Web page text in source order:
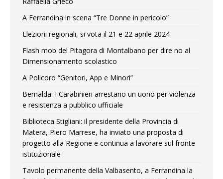
A Ferrandina in scena “Tre Donne in pericolo”
Elezioni regionali, si vota il 21 e 22 aprile 2024
Flash mob del Pitagora di Montalbano per dire no al
Dimensionamento scolastico
A Policoro “Genitori, App e Minori”
Bernalda: I Carabinieri arrestano un uono per violenza
e resistenza a pubblico ufficiale
Biblioteca Stigliani: il presidente della Provincia di
Matera, Piero Marrese, ha inviato una proposta di
progetto alla Regione e continua a lavorare sul fronte
istituzionale
Tavolo permanente della Valbasento, a Ferrandina la